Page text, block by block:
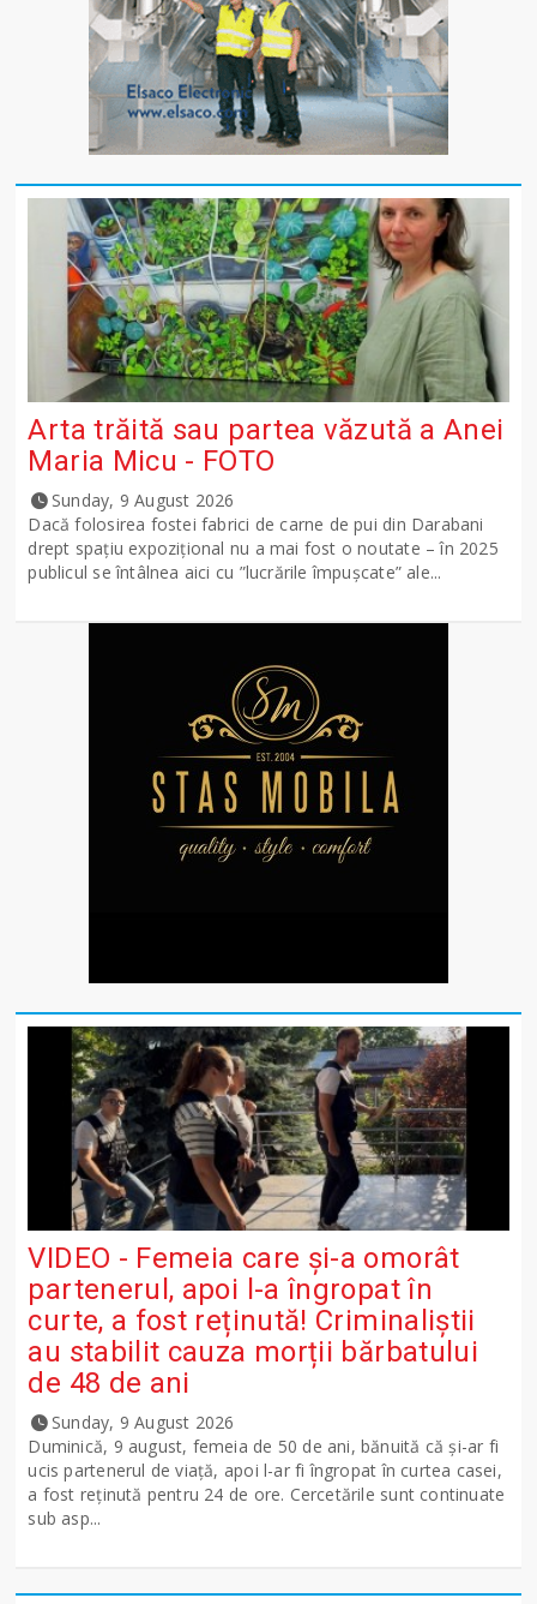
Arta trăită sau partea văzută a Anei
Maria Micu - FOTO
Sunday, 9 August 2026
Dacă folosirea fostei fabrici de carne de pui din Darabani
drept spațiu expozițional nu a mai fost o noutate – în 2025
publicul se întâlnea aici cu ”lucrările împușcate” ale...
VIDEO - Femeia care și-a omorât
partenerul, apoi l-a îngropat în
curte, a fost reținută! Criminaliștii
au stabilit cauza morții bărbatului
de 48 de ani
Sunday, 9 August 2026
Duminică, 9 august, femeia de 50 de ani, bănuită că și-ar fi
ucis partenerul de viață, apoi l-ar fi îngropat în curtea casei,
a fost reținută pentru 24 de ore. Cercetările sunt continuate
sub asp...